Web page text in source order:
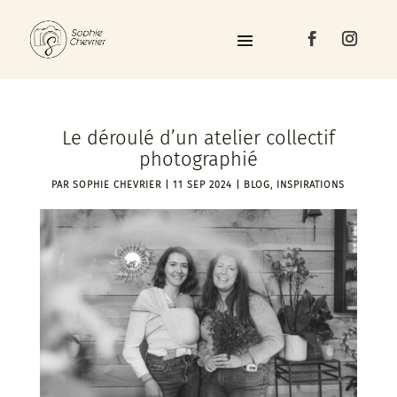
Le déroulé d’un atelier collectif
photographié
PARSOPHIE CHEVRIER |11 SEP 2024 BLOG, INSPIRATIONS